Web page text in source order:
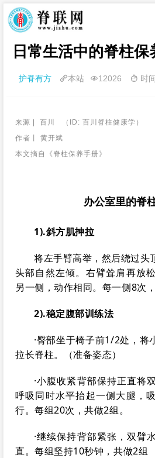
日常生活中的脊柱保
护脊有方 本站 12026  时
来源 | 百川 （ID: 百川脊柱健康学 ）
作者丨 黄开斌
本文摘自《脊柱保养手册》
办公室里的脊
1).斜方肌抻拉
将左手臂高举，然后绕过头
头部自然左倾。右臂耸肩再放
另一侧，动作相同。每一侧8次，
2).稳定腹部训练法
·臀部坐于椅子前1/2处，将
拉长脊柱。（准备姿态）
·小腹收紧背部保持正直将
呼吸同时水平抬起一侧大腿，
行。每组20次，共做2组。
·继续保持背部紧张，双臂
直。每组坚持10秒钟，共做2组